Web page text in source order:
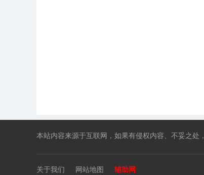
本站内容来源于互联网，如果有侵权内容、不妥之处
关于我们 网站地图 辅助网